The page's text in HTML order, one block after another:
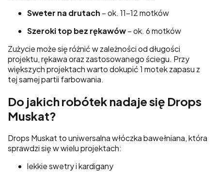
Sweter na drutach – ok. 11–12 motków
Szeroki top bez rękawów– ok. 6 motków
Zużycie może się różnić w zależności od długości
projektu, rękawa oraz zastosowanego ściegu. Przy
większych projektach warto dokupić 1 motek zapasu z
tej samej partii farbowania.
Do jakich robótek nadaje się Drops
Muskat?
Drops Muskat to uniwersalna włóczka bawełniana, która
sprawdzi się w wielu projektach:
lekkie swetry i kardigany